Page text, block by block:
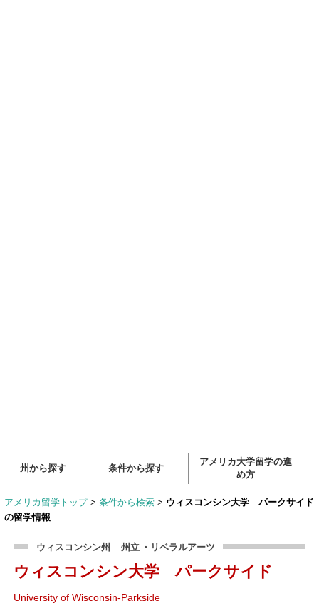
州から探す 条件から探す
アメリカ大学留学の進
め方
アメリカ留学トップ > 条件から検索 > ウィスコンシン大学 パークサイド
の留学情報
ウィスコンシン州 州立 ・リベラルアーツ
ウィスコンシン大学 パークサイド
University of Wisconsin-Parkside